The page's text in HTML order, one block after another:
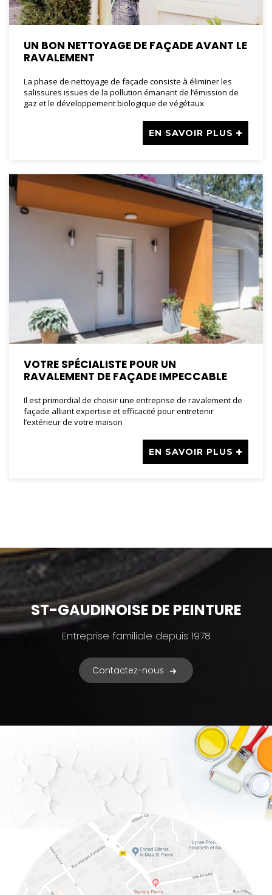
UN BON NETTOYAGE DE FAÇADE AVANT LE
RAVALEMENT
La phase de nettoyage de façade consiste à éliminer les
salissures issues de la pollution émanant de l’émission de
gaz et le développement biologique de végétaux
EN SAVOIR PLUS
VOTRE SPÉCIALISTE POUR UN
RAVALEMENT DE FAÇADE IMPECCABLE
Il est primordial de choisir une entreprise de ravalement de
façade alliant expertise et efficacité pour entretenir
l’extérieur de votre maison
EN SAVOIR PLUS
ST-GAUDINOISE DE PEINTURE
Entreprise familiale depuis 1978
Contactez-nous